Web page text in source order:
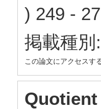
) 249 -
掲載種
この論文にアクセスす